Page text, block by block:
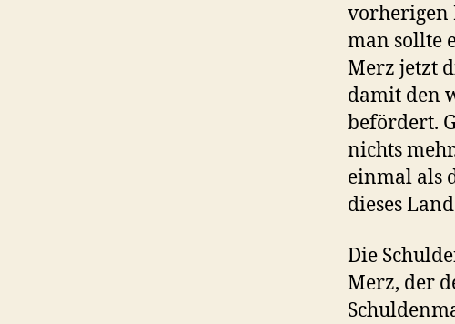
vorherigen
man sollte
Merz jetzt
damit den
befördert.
nichts
einmal als
dieses
Die
Merz, der